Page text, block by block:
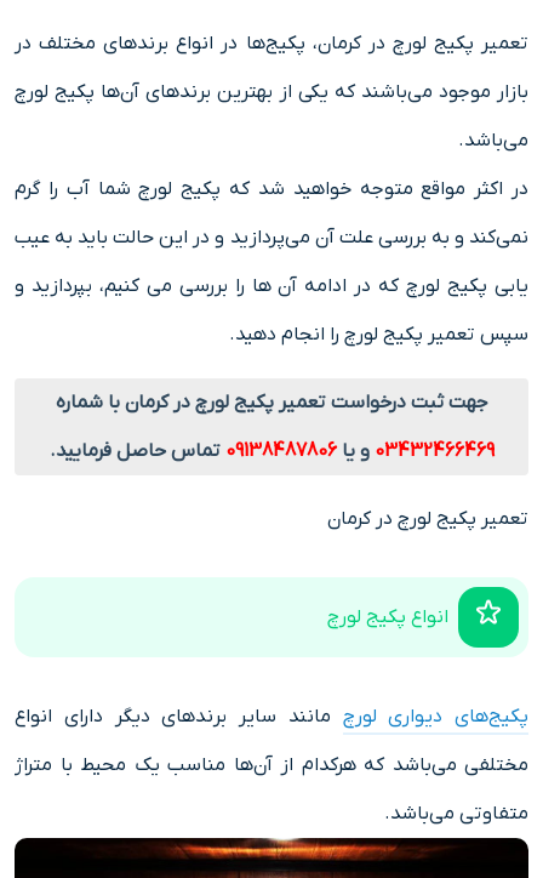
تعمیر پکیج لورچ در کرمان، پکیج‌ها در انواع برندهای مختلف در
بازار موجود می‌باشند که یکی از بهترین برندهای آن‌ها پکیج لورچ
می‌باشد.
در اکثر مواقع متوجه خواهید شد که پکیج لورچ شما آب را گرم
نمی‌کند و به بررسی علت آن می‌پردازید و در این حالت باید به عیب
یابی پکیج لورچ که در ادامه آن ها را بررسی می کنیم، بپردازید و
سپس تعمیر پکیج لورچ را انجام دهید.
جهت ثبت درخواست تعمیر پکیج لورچ در کرمان با شماره
03432466469 و یا09138487806 تماس حاصل فرمایید.
تعمیر پکیج لورچ در کرمان
انواع پکیج لورچ
پکیج‌های دیواری لورچ مانند سایر برندهای دیگر دارای انواع
مختلفی می‌باشد که هرکدام از آن‌ها مناسب یک محیط با متراژ
متفاوتی می‌باشد.